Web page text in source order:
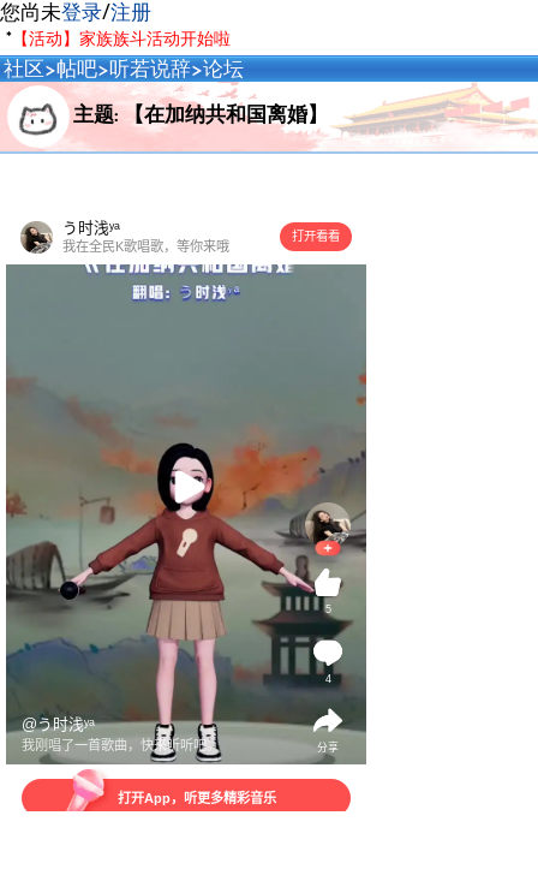
您尚未登录/注册
* 【活动】家族族斗活动开始啦
社区 >帖吧>听若说辞>论坛
主题: 【在加纳共和国离婚】